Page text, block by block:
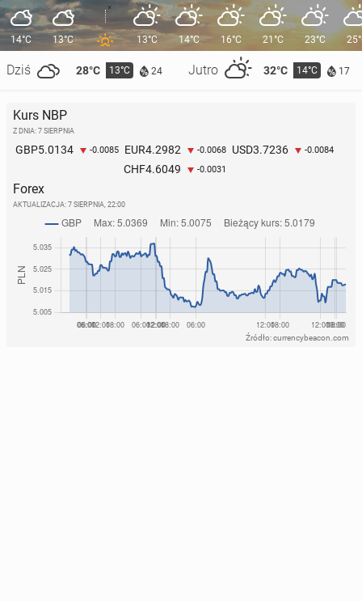
14°C
Dziś 28°C 13°C 24 Jutro 32°C 14°C 17
13°C 13°C 14°C 16°C 21°C 23°C
Kurs NBP
Z DNIA: 7 SIERPNIA
GBP5.0134 -0.0085 EUR4.2982 -0.0068 USD3.7236 -0.0084
CHF4.6049 -0.0031
Forex
AKTUALIZACJA: 7 SIERPNIA, 22:00
Źródło: currencybeacon.com